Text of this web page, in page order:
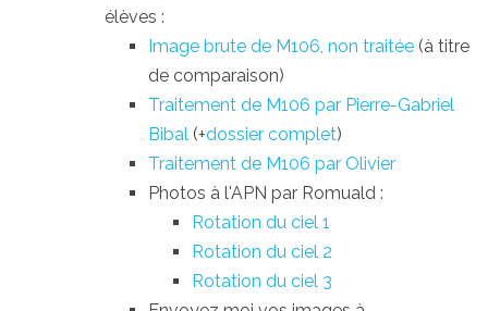
élèves :
Image brute de M106, non traitée (à titre
de comparaison)
Traitement de M106 par Pierre-Gabriel
Bibal (+dossier complet)
Traitement de M106 par Olivier
Photos à l'APN par Romuald :
Rotation du ciel 1
Rotation du ciel 2
Rotation du ciel 3